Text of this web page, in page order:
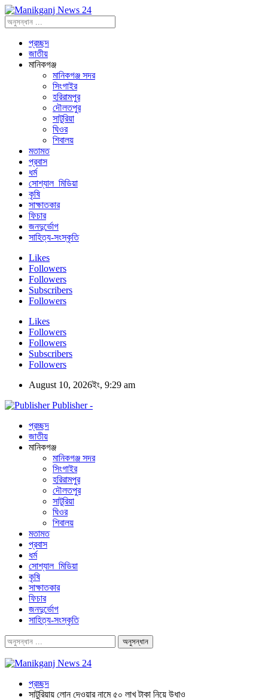
প্রচ্ছদ
জাতীয়
মানিকগঞ্জ
মানিকগঞ্জ সদর
সিংগাইর
হরিরামপুর
দৌলতপুর
সাটুরিয়া
ঘিওর
শিবালয়
মতামত
প্রবাস
ধর্ম
সোশ্যাল_মিডিয়া
কৃষি
সাক্ষাতকার
ফিচার
জনদুর্ভোগ
সাহিত্য-সংস্কৃতি
Likes
Followers
Followers
Subscribers
Followers
Likes
Followers
Followers
Subscribers
Followers
August 10, 2026ইং, 9:29 am
Publisher -
প্রচ্ছদ
জাতীয়
মানিকগঞ্জ
মানিকগঞ্জ সদর
সিংগাইর
হরিরামপুর
দৌলতপুর
সাটুরিয়া
ঘিওর
শিবালয়
মতামত
প্রবাস
ধর্ম
সোশ্যাল_মিডিয়া
কৃষি
সাক্ষাতকার
ফিচার
জনদুর্ভোগ
সাহিত্য-সংস্কৃতি
প্রচ্ছদ
সাটুরিয়ায় লোন দেওয়ার নামে ৫০ লাখ টাকা নিয়ে উধাও